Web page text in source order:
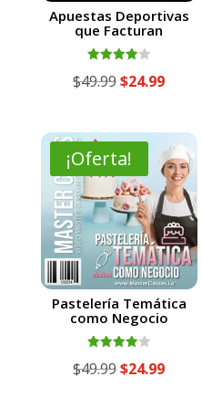
Apuestas Deportivas
que Facturan
con
$49.99El
original
era:
$49.99.
$24.99El
actual
es:
$24.99.
¡Oferta!
Pastelería Temática
como Negocio
con
$49.99El
$24.99El